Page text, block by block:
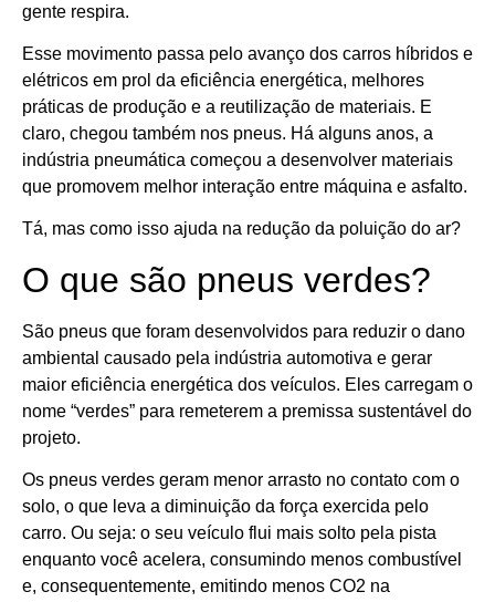
gente respira.
Esse movimento passa pelo avanço dos carros híbridos e
elétricos em prol da eficiência energética, melhores
práticas de produção e a reutilização de materiais. E
claro, chegou também nos pneus. Há alguns anos, a
indústria pneumática começou a desenvolver materiais
que promovem melhor interação entre máquina e asfalto.
Tá, mas como isso ajuda na redução da poluição do ar?
O que são pneus verdes?
São pneus que foram desenvolvidos para reduzir o dano
ambiental causado pela indústria automotiva e gerar
maior eficiência energética dos veículos. Eles carregam o
nome “verdes” para remeterem a premissa sustentável do
projeto.
Os pneus verdes geram menor arrasto no contato com o
solo, o que leva a diminuição da força exercida pelo
carro. Ou seja: o seu veículo flui mais solto pela pista
enquanto você acelera, consumindo menos combustível
e, consequentemente, emitindo menos CO2 na